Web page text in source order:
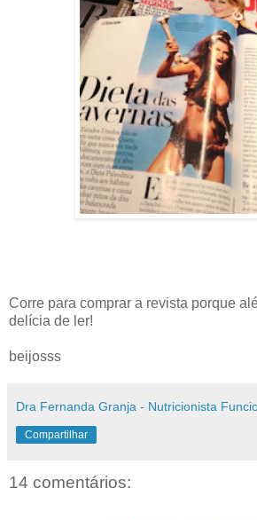
Corre para comprar a revista porque
delícia de ler!
beijosss
Dra Fernanda Granja - Nutricionista
Compartilhar
14 comentários: